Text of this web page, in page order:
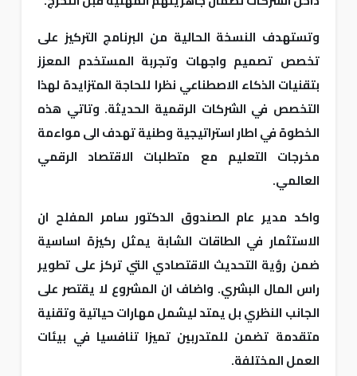
وتستهدف النسخة الحالية من البرنامج التركيز على
تخصص تصميم واجهات وتجربة المستخدم المعزز
بتقنيات الذكاء الاصطناعي نظرا للحاجة المتزايدة لهذا
التخصص في الشركات الرقمية الحديثة. وتاتي هذه
الخطوة في اطار استراتيجية وطنية تهدف الى مواءمة
مخرجات التعليم مع متطلبات الاقتصاد الرقمي
العالمي.
واكد مدير عام الصندوق الدكتور سامر المفلح ان
الاستثمار في الطاقات الشابة يمثل ركيزة اساسية
ضمن رؤية التحديث الاقتصادي التي تركز على تطوير
راس المال البشري. واضاف ان المشروع لا يقتصر على
الجانب النظري بل يمتد ليشمل مهارات حياتية وتقنية
متقدمة تضمن للمتدربين تميزا تنافسيا في بيئات
العمل المختلفة.